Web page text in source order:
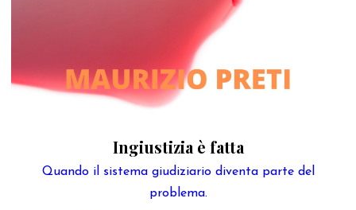
Ingiustizia è fatta
Quando il sistema giudiziario diventa parte del
problema.